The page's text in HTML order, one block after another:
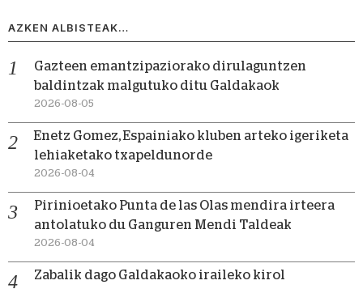
AZKEN ALBISTEAK…
Gazteen emantzipaziorako dirulaguntzen
baldintzak malgutuko ditu Galdakaok
2026-08-05
Enetz Gomez, Espainiako kluben arteko igeriketa
lehiaketako txapeldunorde
2026-08-04
Pirinioetako Punta de las Olas mendira irteera
antolatuko du Ganguren Mendi Taldeak
2026-08-04
Zabalik dago Galdakaoko iraileko kirol